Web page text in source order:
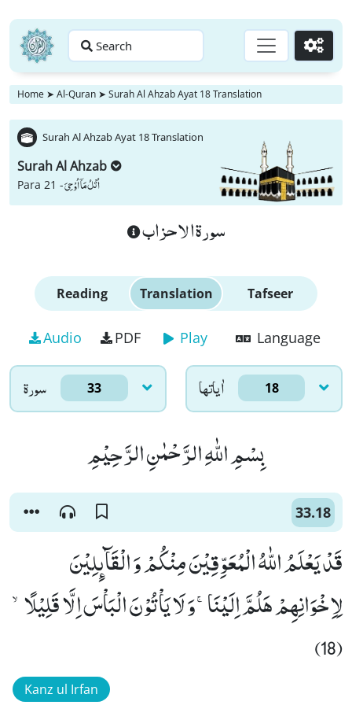
Search Go
Home ➤ Al-Quran ➤ Surah Al Ahzab Ayat 18 Translation
Surah Al Ahzab Ayat 18 Translation
Surah Al Ahzab
Para 21 -اُتْلُ مَاۤ اُوْحِیَ
سورة الاحزاب
Reading Translation Tafseer
Audio PDF Play Language
سورۃ 33 اٰياتها 18
بِسْمِ اللّٰهِ الرَّحْمٰنِ الرَّحِیْمِ
33.18
قَدْ یَعْلَمُ اللّٰهُ الْمُعَوِّقِیْنَ مِنْكُمْ وَ الْقَآىٕلِیْنَ
لِاِخْوَانِهِمْ هَلُمَّ اِلَیْنَاۚ-وَ لَا یَاْتُوْنَ الْبَاْسَ اِلَّا قَلِیْلًاۙ
(18)
Kanz ul Irfan